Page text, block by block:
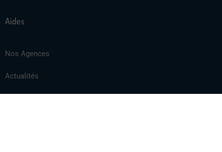
Aides
Nos Agences
Actualités